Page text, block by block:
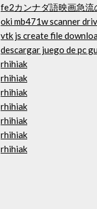
fe2カンナダ語映画急流
oki mb471w scanner
vtk js create file
descargar juego de pc
rhihiak
rhihiak
rhihiak
rhihiak
rhihiak
rhihiak
rhihiak